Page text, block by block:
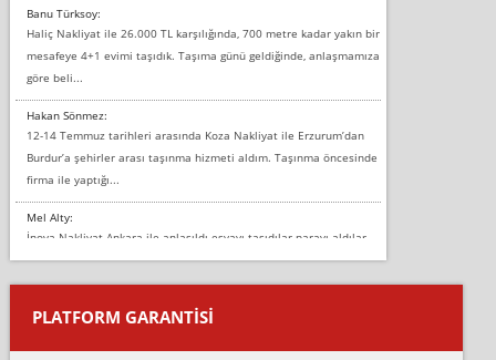
Banu Türksoy:
Haliç Nakliyat ile 26.000 TL karşılığında, 700 metre kadar yakın bir
mesafeye 4+1 evimi taşıdık. Taşıma günü geldiğinde, anlaşmamıza
göre beli...
Hakan Sönmez:
12-14 Temmuz tarihleri arasında Koza Nakliyat ile Erzurum’dan
Burdur’a şehirler arası taşınma hizmeti aldım. Taşınma öncesinde
firma ile yaptığı...
Mel Alty:
İnova Nakliyat Ankara ile anlaşıldı eşyayı taşıdılar parayı aldılar.
Salon duvarına bir baktım birisi boydan alüminyum renkli bantı
yapıştırm...
Murat:
PLATFORM GARANTİSİ